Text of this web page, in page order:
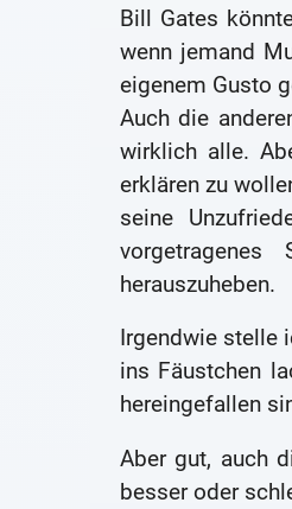
Bill Gates
wenn jemand
eigenem Gusto
Auch die
wirklich alle.
erklären zu
seine
herauszuheben.
Irgendwie stelle
ins Fäustchen
hereingefallen
Aber gut, auch
besser oder